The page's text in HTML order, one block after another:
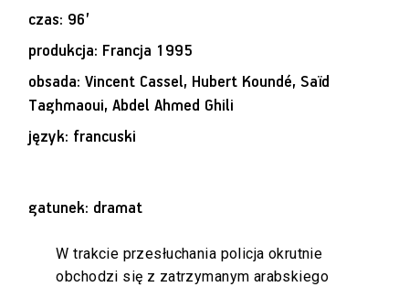
czas: 96’
produkcja: Francja 1995
obsada: Vincent Cassel, Hubert Koundé, Saïd
Taghmaoui, Abdel Ahmed Ghili
język: francuski
gatunek: dramat
W trakcie przesłuchania policja okrutnie
obchodzi się z zatrzymanym arabskiego